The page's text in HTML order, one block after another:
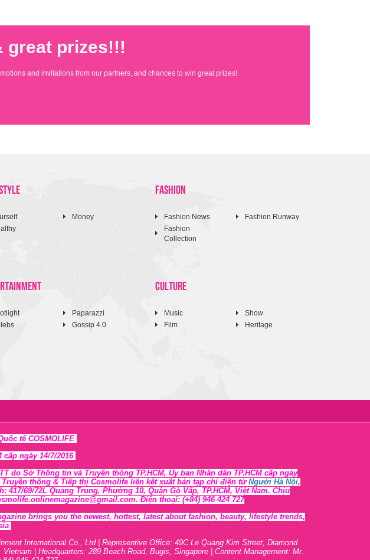
great prizes!!!
and invitations from our partners, and chances to win great prizes!
Money
FASHION
Fashion News
Fashion
Collection
Fashion Runway
Paparazzi
Gossip 4.0
CULTURE
Music
Film
Show
Heritage
tế COSMOLIFE
cấp ngày 14/7/2016
do Sở Thông tin và Truyền thông TP.HCM, Ủy ban Nhân dân TP.HCM cấp ngày
thông & Tiếp thị Cosmolife liên kết xuất bản tạp chí điện tử Người Hà Nội,
417/69/72L Quang Trung, Phường 10, Quận Gò Vấp, TP.HCM, Việt Nam. Chịu
Điện thoại: (+84) 946 424 727
brings you the newest, hottest, latest about fashion, beauty, lifestyle trends,
International Co., Ltd | Representive Office: 49C Le Quang Kim Street, Diamond
Vietnam | Headquarters: 289 Beach Road, Bugis, Singapore | Content Management: Mr.